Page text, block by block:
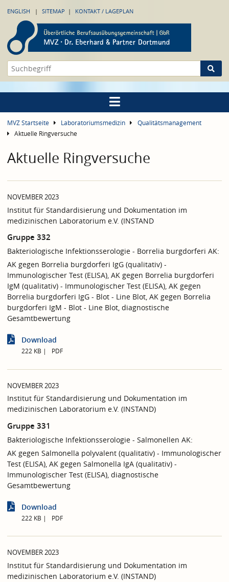
ENGLISH SITEMAP KONTAKT / LAGEPLAN
MVZ Startseite Laboratoriumsmedizin
Qualitätsmanagement
Aktuelle Ringversuche
Aktuelle Ringversuche
NOVEMBER 2023
Institut für Standardisierung und Dokumentation im
medizinischen Laboratorium e.V. (INSTAND
Gruppe 332
Bakteriologische Infektionsserologie - Borrelia burgdorferi AK:
AK gegen Borrelia burgdorferi IgG (qualitativ) -
Immunologischer Test (ELISA), AK gegen Borrelia burgdorferi
IgM (qualitativ) - Immunologischer Test (ELISA), AK gegen
Borrelia burgdorferi IgG - Blot - Line Blot, AK gegen Borrelia
burgdorferi IgM - Blot - Line Blot, diagnostische
Gesamtbewertung
Download
222 KB PDF
NOVEMBER 2023
Institut für Standardisierung und Dokumentation im
medizinischen Laboratorium e.V. (INSTAND)
Gruppe 331
Bakteriologische Infektionsserologie - Salmonellen AK:
AK gegen Salmonella polyvalent (qualitativ) - Immunologischer
Test (ELISA), AK gegen Salmonella IgA (qualitativ) -
Immunologischer Test (ELISA), diagnostische
Gesamtbewertung
Download
222 KB PDF
NOVEMBER 2023
Institut für Standardisierung und Dokumentation im
medizinischen Laboratorium e.V. (INSTAND)